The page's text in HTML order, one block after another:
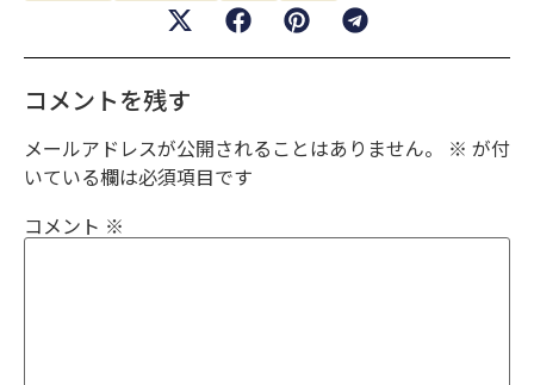
コメントを残す
メールアドレスが公開されることはありません。 ※ が付
いている欄は必須項目です
コメント ※